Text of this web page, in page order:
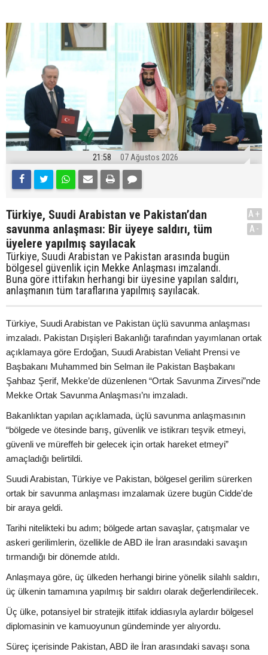
21:58 07 Ağustos 2026
Türkiye, Suudi Arabistan ve Pakistan’dan
savunma anlaşması: Bir üyeye saldırı, tüm
üyelere yapılmış sayılacak
Türkiye, Suudi Arabistan ve Pakistan arasında bugün
bölgesel güvenlik için Mekke Anlaşması imzalandı.
Buna göre ittifakın herhangi bir üyesine yapılan saldırı,
anlaşmanın tüm taraflarına yapılmış sayılacak.
A+
A-
Türkiye, Suudi Arabistan ve Pakistan üçlü savunma anlaşması
imzaladı. Pakistan Dışişleri Bakanlığı tarafından yayımlanan ortak
açıklamaya göre Erdoğan, Suudi Arabistan Veliaht Prensi ve
Başbakanı Muhammed bin Selman ile Pakistan Başbakanı
Şahbaz Şerif, Mekke’de düzenlenen “Ortak Savunma Zirvesi”nde
Mekke Ortak Savunma Anlaşması’nı imzaladı.
Bakanlıktan yapılan açıklamada, üçlü savunma anlaşmasının
“bölgede ve ötesinde barış, güvenlik ve istikrarı teşvik etmeyi,
güvenli ve müreffeh bir gelecek için ortak hareket etmeyi”
amaçladığı belirtildi.
Suudi Arabistan, Türkiye ve Pakistan, bölgesel gerilim sürerken
ortak bir savunma anlaşması imzalamak üzere bugün Cidde'de
bir araya geldi.
Tarihi nitelikteki bu adım; bölgede artan savaşlar, çatışmalar ve
askeri gerilimlerin, özellikle de ABD ile İran arasındaki savaşın
tırmandığı bir dönemde atıldı.
Anlaşmaya göre, üç ülkeden herhangi birine yönelik silahlı saldırı,
üç ülkenin tamamına yapılmış bir saldırı olarak değerlendirilecek.
Üç ülke, potansiyel bir stratejik ittifak iddiasıyla aylardır bölgesel
diplomasinin ve kamuoyunun gündeminde yer alıyordu.
Süreç içerisinde Pakistan, ABD ile İran arasındaki savaşı sona